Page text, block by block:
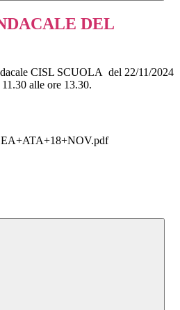
DEL
CISL SCUOLA del 22/11/2024
alle ore 13.30.